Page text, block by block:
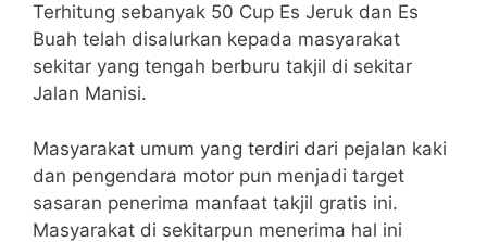
Terhitung sebanyak 50 Cup Es Jeruk dan Es
Buah telah disalurkan kepada masyarakat
sekitar yang tengah berburu takjil di sekitar
Jalan Manisi.
Masyarakat umum yang terdiri dari pejalan kaki
dan pengendara motor pun menjadi target
sasaran penerima manfaat takjil gratis ini.
Masyarakat di sekitarpun menerima hal ini